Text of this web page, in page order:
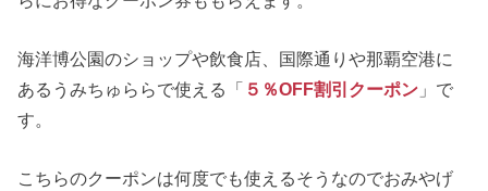
海洋博公園のショップや飲食店、国際通りや那覇空港に
あるうみちゅららで使える「 ５％OFF割引クーポン 」で
す。
こちらのクーポンは何度でも使えるそうなのでおみやげ